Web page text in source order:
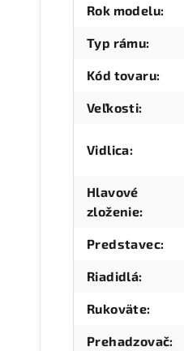
Rok modelu:
Typ rámu:
Kód tovaru:
Veľkosti:
Vidlica:
Hlavové
zloženie:
Predstavec:
Riadidlá:
Rukoväte:
Prehadzovač: